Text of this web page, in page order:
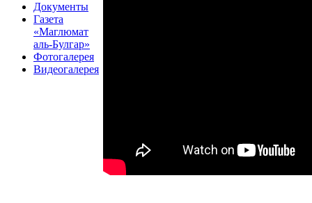
Документы
Газета
«Маглюмат
аль-Булгар»
Фотогалерея
Видеогалерея